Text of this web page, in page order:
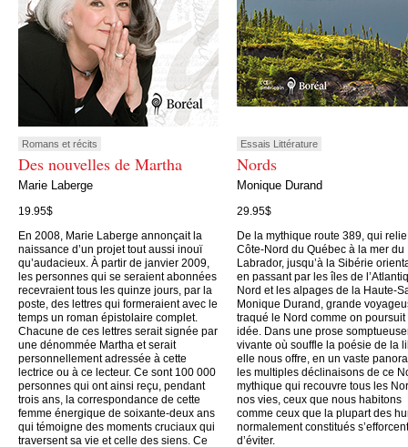
Romans et récits
Des nouvelles de Martha
Marie Laberge
19.95$
En 2008, Marie Laberge annonçait la
naissance d’un projet tout aussi inouï
qu’audacieux. À partir de janvier 2009,
les personnes qui se seraient abonnées
recevraient tous les quinze jours, par la
poste, des lettres qui formeraient avec le
temps un roman épistolaire complet.
Chacune de ces lettres serait signée par
une dénommée Martha et serait
personnellement adressée à cette
lectrice ou à ce lecteur. Ce sont 100 000
personnes qui ont ainsi reçu, pendant
trois ans, la correspondance de cette
femme énergique de soixante-deux ans
qui témoigne des moments cruciaux qui
traversent sa vie et celle des siens. Ce
Essais Littérature
Nords
Monique Durand
29.95$
De la mythique route 389, qui
Côte-Nord du Québec à la mer du
Labrador, jusqu’à la Sibérie
en passant par les îles de
Nord et les alpages de la Haute-
Monique Durand, grande
traqué le Nord comme on poursuit
idée. Dans une prose
vivante où souffle la poésie de la
elle nous offre, en un vaste
les multiples déclinaisons de ce
mythique qui recouvre tous les
nos vies, ceux que nous habitons
comme ceux que la plupart des
normalement constitués s’efforcent
d’éviter.